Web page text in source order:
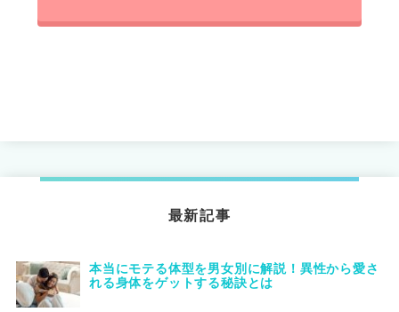
最新記事
本当にモテる体型を男女別に解説！異性から愛さ
れる身体をゲットする秘訣とは